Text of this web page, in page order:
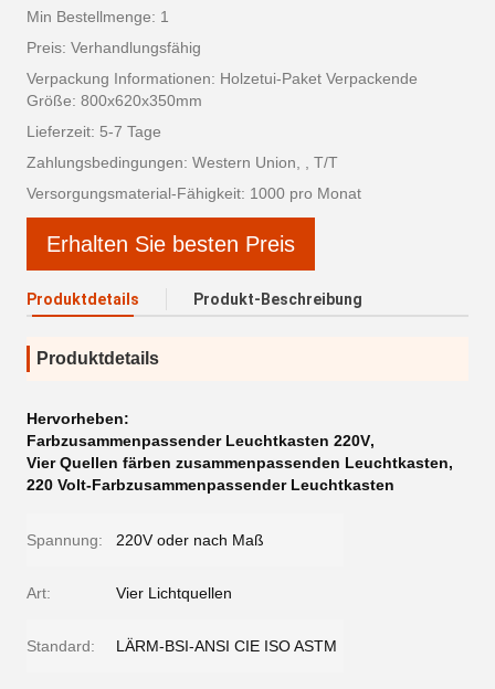
Min Bestellmenge: 1
Preis: Verhandlungsfähig
Verpackung Informationen: Holzetui-Paket Verpackende
Größe: 800x620x350mm
Lieferzeit: 5-7 Tage
Zahlungsbedingungen: Western Union, , T/T
Versorgungsmaterial-Fähigkeit: 1000 pro Monat
Erhalten Sie besten Preis
Produktdetails Produkt-Beschreibung
Produktdetails
Hervorheben:
Farbzusammenpassender Leuchtkasten 220V,
Vier Quellen färben zusammenpassenden Leuchtkasten,
220 Volt-Farbzusammenpassender Leuchtkasten
Spannung: 220V oder nach Maß
Art: Vier Lichtquellen
Standard: LÄRM-BSI-ANSI CIE ISO ASTM